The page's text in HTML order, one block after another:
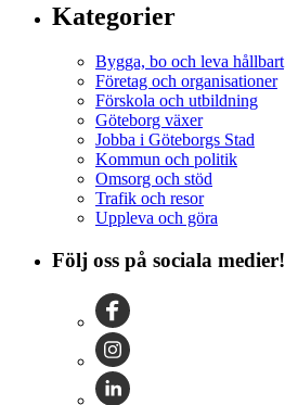
Kategorier
Bygga, bo och leva hållbart
Företag och organisationer
Förskola och utbildning
Göteborg växer
Jobba i Göteborgs Stad
Kommun och politik
Omsorg och stöd
Trafik och resor
Uppleva och göra
Följ oss på sociala medier!